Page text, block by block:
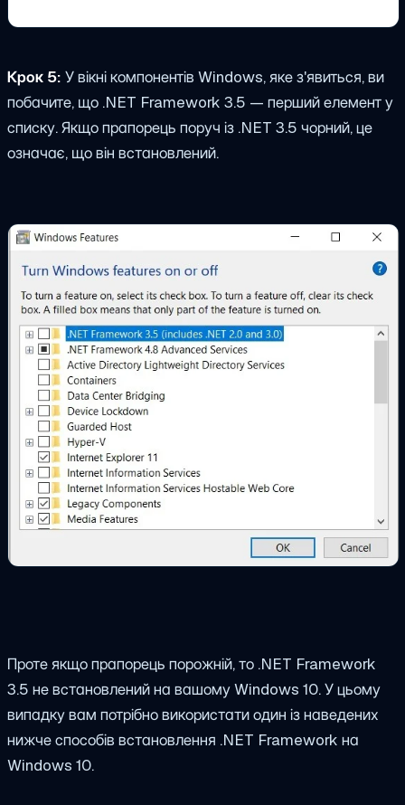
Крок 5: У вікні компонентів Windows, яке з'явиться, ви
побачите, що .NET Framework 3.5 — перший елемент у
списку. Якщо прапорець поруч із .NET 3.5 чорний, це
означає, що він встановлений.
Проте якщо прапорець порожній, то .NET Framework
3.5 не встановлений на вашому Windows 10. У цьому
випадку вам потрібно використати один із наведених
нижче способів встановлення .NET Framework на
Windows 10.